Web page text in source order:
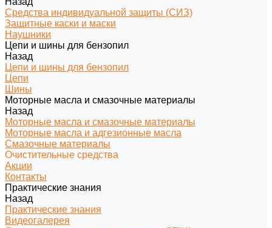
Средства индивидуальной защиты (СИЗ)
Защитные каски и маски
Наушники
Цепи и шины для бензопил
Назад
Цепи и шины для бензопил
Цепи
Шины
Моторные масла и смазочные материалы
Назад
Моторные масла и смазочные материалы
Моторные масла и адгезионные масла
Смазочные материалы
Очистительные средства
Акции
Контакты
Практические знания
Назад
Практические знания
Видеогалерея